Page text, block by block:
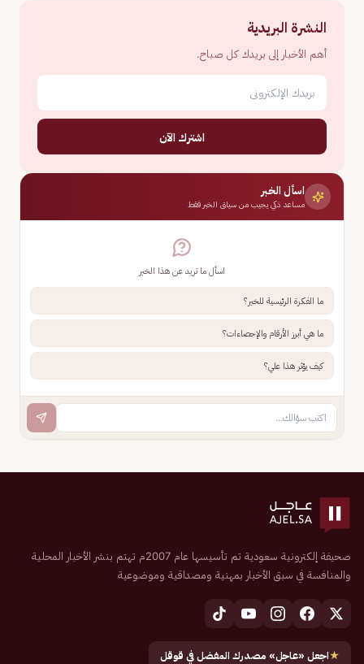
النشرة البريدية
أهم الأخبار إلى بريدك كل صباح.
اشترك الآن
اسأل الخبر
مساعد ذكي يجيب من سياق الخبر فقط
اسأل ما تريد عن هذا الخبر
ما الفكرة الرئيسية للخبر؟
ما هي أبرز الأرقام والإحصاءات؟
كيف يؤثر هذا علي؟
صحيفة إلكترونية سعودية تم تأسيسها عام 2007م تهتم بنشر الأخبار المحلية
والمنافسة في سبق الأخبار بمهنية ومصداقية وموضوعية
★اجعل «عاجل» مصدرك المفضل في قوقل